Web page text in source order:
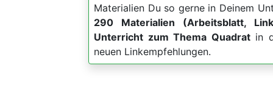
Materialien Du so gerne in Deinem
290 Materialien (Arbeitsblatt,
Unterricht zum Thema Quadratin
neuen Linkempfehlungen.